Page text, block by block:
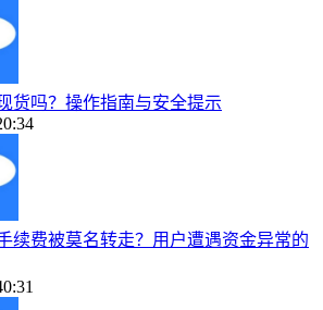
货吗？操作指南与安全提示
续费被莫名转走？用户遭遇资金异常的